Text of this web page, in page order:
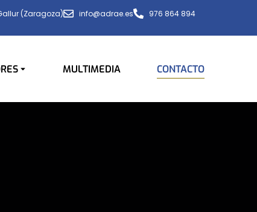
(Zaragoza) info@adrae.es 976 864 894
MULTIMEDIA CONTACTO